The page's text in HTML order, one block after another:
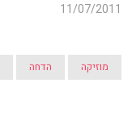
11/07/2011
מוזיקה הדחה